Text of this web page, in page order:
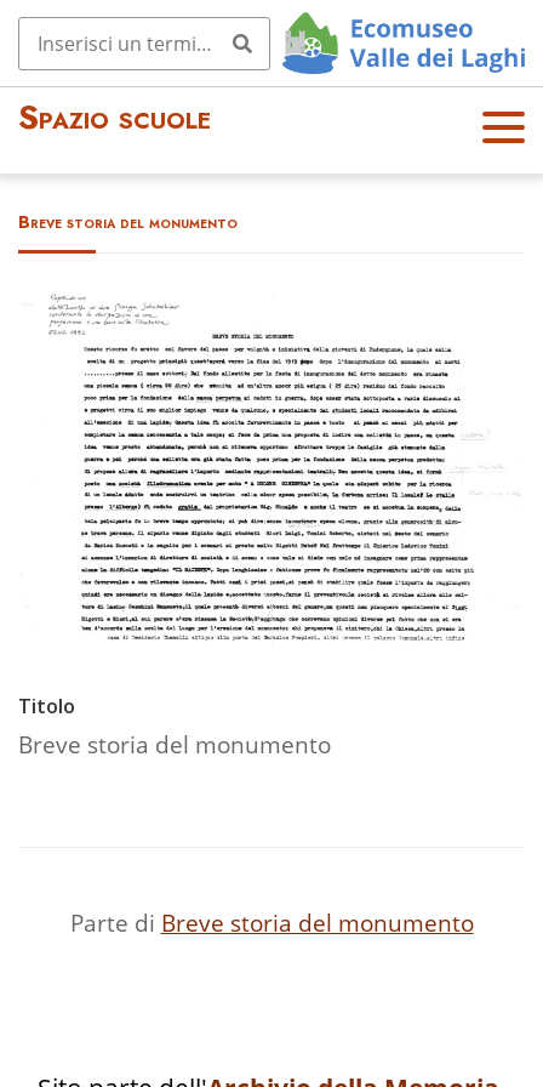
Spazio scuole
OPE
N
Breve storia del monumento
Titolo
Breve storia del monumento
Parte di Breve storia del monumento